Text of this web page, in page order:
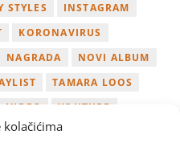
kolačićima
STYLES
INSTAGRAM
KORONAVIRUS
NAGRADA
NOVI ALBUM
TAMARA LOOS
VIDEO
YOUTUBE